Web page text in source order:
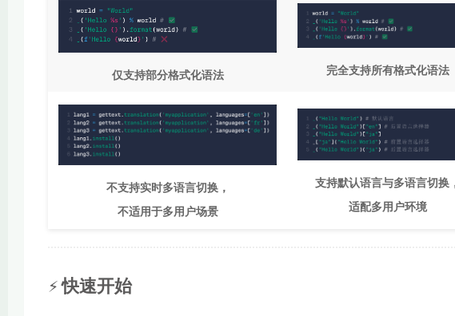
仅支持部分格式化语法 完全支持所有格式化语法
不支持实时多语言切换，
不适用于多用户场景
支持默认语言与多语言切换
适配多用户环境
⚡ 快速开始